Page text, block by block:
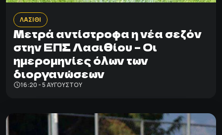
ΛΑΣΙΘΙ
Μετρά αντίστροφα η νέα σεζόν
στην ΕΠΣ Λασιθίου – Οι
ημερομηνίες όλων των
διοργανώσεων
16:20 - 5 ΑΥΓΟΎΣΤΟΥ